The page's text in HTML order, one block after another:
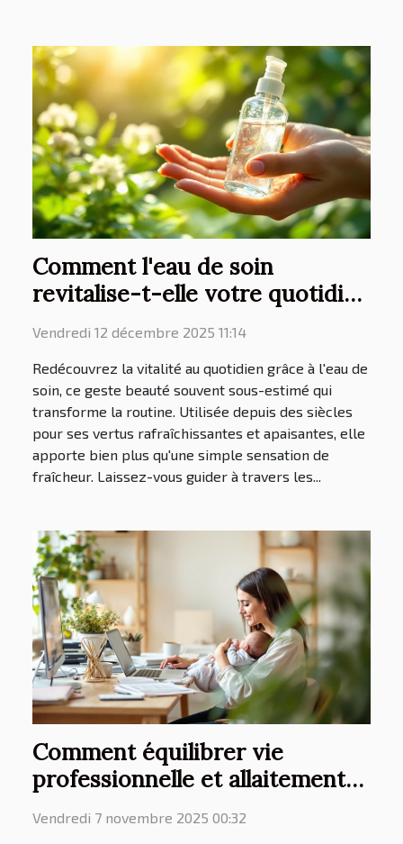
Comment l'eau de soin
revitalise-t-elle votre quotidien
?
Vendredi 12 décembre 2025 11:14
Redécouvrez la vitalité au quotidien grâce à l'eau de
soin, ce geste beauté souvent sous-estimé qui
transforme la routine. Utilisée depuis des siècles
pour ses vertus rafraîchissantes et apaisantes, elle
apporte bien plus qu'une simple sensation de
fraîcheur. Laissez-vous guider à travers les...
Comment équilibrer vie
professionnelle et allaitement
efficacement ?
Vendredi 7 novembre 2025 00:32